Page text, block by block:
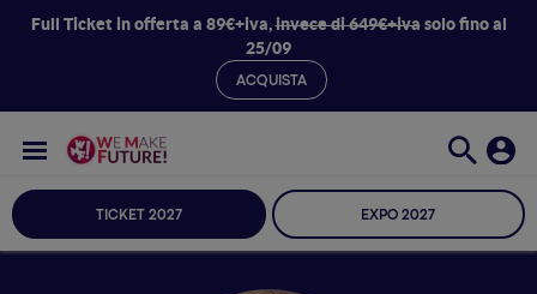
Full Ticket in offerta a 89€+iva,invece di 649€+ivasolo fino al
25/09
ACQUISTA
TICKET 2027 EXPO 2027